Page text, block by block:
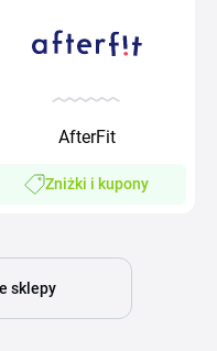
AfterFit
Zniżki i kupony
sklepy